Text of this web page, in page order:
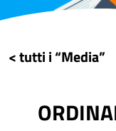
< tutti i “Media”